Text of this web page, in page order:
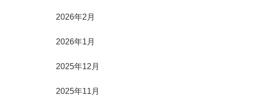
2026年2月
2026年1月
2025年12月
2025年11月